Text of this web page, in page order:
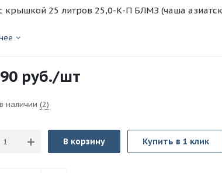
крышкой 25 литров 25,0-К-П БЛМЗ (чаша
руб./шт
наличии (2)
В корзину Купить в 1 клик